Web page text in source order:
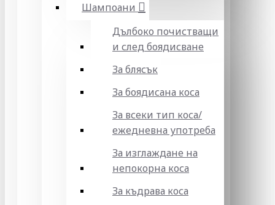
Шампоани
Дълбоко почистващи
и след боядисване
За блясък
За боядисана коса
За всеки тип коса/
ежедневна употреба
За изглаждане на
непокорна коса
За къдрава коса